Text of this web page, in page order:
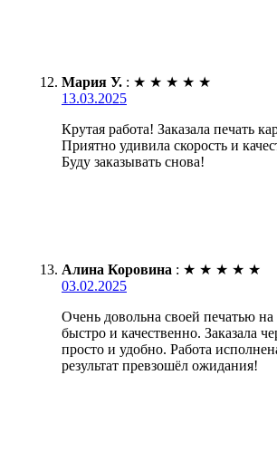
Мария У. : ★ ★ ★ ★ ★
13.03.2025
Крутая работа! Заказала печать
Приятно удивила скорость и
Буду заказывать снова!
Алина Коровина : ★ ★ ★ ★ ★
03.02.2025
Очень довольна своей печатью на
быстро и качественно. Заказала
просто и удобно. Работа
результат превзошёл ожидания!